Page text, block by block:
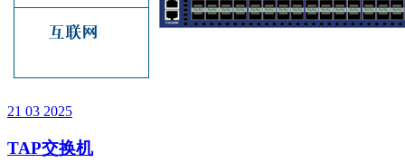
21 03 2025
TAP交换机